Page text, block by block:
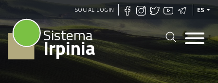
Pasar
al
contenido
principal
SOCIAL LOGIN ES
Sistema
Irpinia